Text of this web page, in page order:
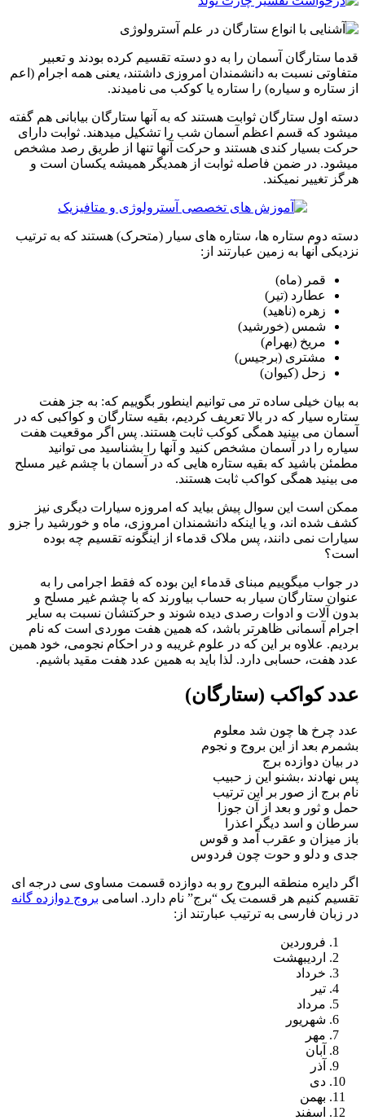
قدما ستارگان آسمان را به دو دسته تقسیم کرده بودند و تعبیر
متفاوتی نسبت به دانشمندان امروزی داشتند، یعنی همه اجرام (اعم
از ستاره و سیاره) را ستاره یا کوکب می نامیدند.
دسته اول ستارگان ثوابت هستند که به آنها ستارگان بیابانی هم گفته
میشود که قسم اعظم آسمان شب را تشکیل میدهند. ثوابت دارای
حرکت بسیار کندی هستند و حرکت آنها تنها از طریق رصد مشخص
میشود. در ضمن فاصله ثوابت از همدیگر همیشه یکسان است و
هرگز تغییر نمیکند.
دسته دوم ستاره ها، ستاره های سیار (متحرک) هستند که به ترتیب
نزدیکی آنها به زمین عبارتند از:
قمر (ماه)
عطارد (تیر)
زهره (ناهید)
شمس (خورشید)
مریخ (بهرام)
مشتری (برجیس)
زحل (کیوان)
به بیان خیلی ساده تر می توانیم اینطور بگوییم که: به جز هفت
ستاره سیار که در بالا تعریف کردیم، بقیه ستارگان و کواکبی که در
آسمان می بینید همگی کوکب ثابت هستند. پس اگر موقعیت هفت
سیاره را در آسمان مشخص کنید و آنها را بشناسید می توانید
مطمئن باشید که بقیه ستاره هایی که در آسمان با چشم غیر مسلح
می بینید همگی کواکب ثابت هستند.
ممکن است این سوال پیش بیاید که امروزه سیارات دیگری نیز
کشف شده اند، و یا اینکه دانشمندان امروزی، ماه و خورشید را جزو
سیارات نمی دانند، پس ملاک قدماء از اینگونه تقسیم چه بوده
است؟
در جواب میگوییم مبنای قدماء این بوده که فقط اجرامی را به
عنوان ستارگان سیار به حساب بیاورند که با چشم غیر مسلح و
بدون آلات و ادوات رصدی دیده شوند و حرکتشان نسبت به سایر
اجرام آسمانی ظاهرتر باشد، که همین هفت موردی است که نام
بردیم. علاوه بر این که در علوم غریبه و در احکام نجومی، خود همین
عدد هفت، حسابی دارد. لذا باید به همین عدد هفت مقید باشیم.
عدد کواکب (ستارگان)
عدد چرخ ها چون شد معلوم
بشمرم بعد از این بروج و نجوم
در بیان دوازده برج
پس نهادند ،بشنو این ز حبیب
نام برج از صور بر این ترتیب
حمل و ثور و بعد از آن جوزا
سرطان و اسد دیگر اعذرا
باز میزان و عقرب آمد و قوس
جدی و دلو و حوت چون فردوس
اگر دایره منطقه البروج رو به دوازده قسمت مساوی سی درجه ای
تقسیم کنیم هر قسمت یک “برج” نام دارد. اسامی بروج دوازده گانه
در زبان فارسی به ترتیب عبارتند از:
فروردین
اردیبهشت
خرداد
تیر
مرداد
شهریور
مهر
آبان
آذر
دی
بهمن
اسفند